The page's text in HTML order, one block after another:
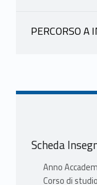
di diritto
PERCORSO A
DE
Scheda
Anno
Corso di